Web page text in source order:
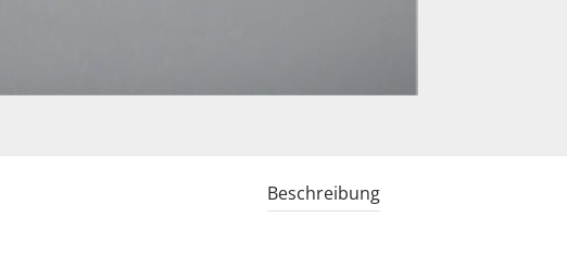
Beschreibung